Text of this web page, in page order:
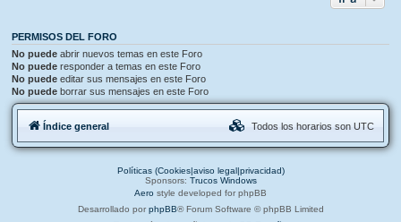
PERMISOS DEL FORO
No puede abrir nuevos temas en este Foro
No puede responder a temas en este Foro
No puede editar sus mensajes en este Foro
No puede borrar sus mensajes en este Foro
Índice general Todos los horarios son UTC
Políticas (Cookies|aviso legal|privacidad)
Sponsors: Trucos Windows
Aero style developed for phpBB
Desarrollado por phpBB® Forum Software © phpBB Limited